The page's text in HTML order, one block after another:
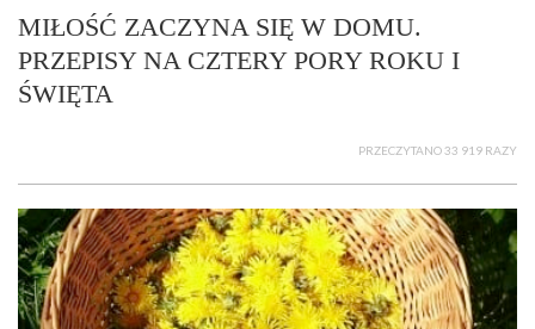
MIŁOŚĆ ZACZYNA SIĘ W DOMU.
PRZEPISY NA CZTERY PORY ROKU I
ŚWIĘTA
PRZECZYTANO 33 919 RAZY